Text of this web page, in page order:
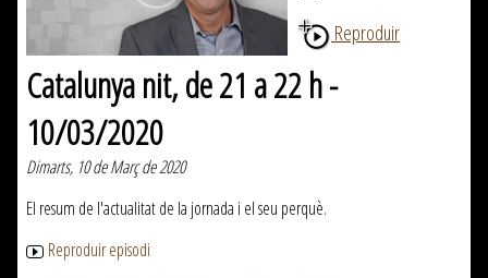
Reproduir
Catalunya nit, de 21 a 22 h -
10/03/2020
Dimarts, 10 de Març de 2020
El resum de l'actualitat de la jornada i el seu perquè.
Reproduir episodi